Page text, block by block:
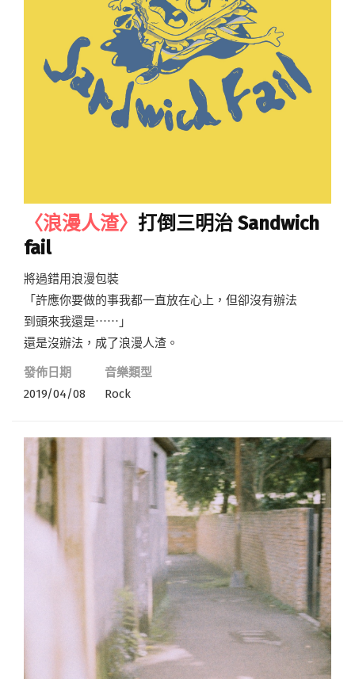
〈浪漫人渣〉 打倒三明治 Sandwich
fail
將過錯用浪漫包裝
「許應你要做的事我都一直放在心上，但卻沒有辦法
到頭來我還是⋯⋯」
還是沒辦法，成了浪漫人渣。
發佈日期
2019/04/08
音樂類型
Rock